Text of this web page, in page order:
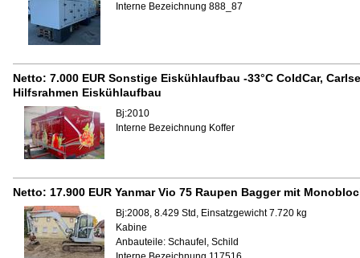
Interne Bezeichnung 888_87
Netto: 7.000 EUR Sonstige Eiskühlaufbau -33°C ColdCar,
Hilfsrahmen Eiskühlaufbau
Bj:2010
Interne Bezeichnung Koffer
Netto: 17.900 EUR Yanmar Vio 75 Raupen Bagger mit
Bj:2008, 8.429 Std, Einsatzgewicht 7.720 kg
Kabine
Anbauteile: Schaufel, Schild